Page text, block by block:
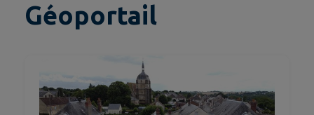
Géoportail